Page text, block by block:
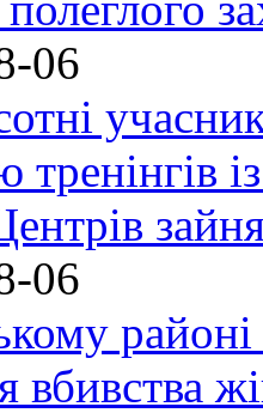
06
06
районі
вбивства